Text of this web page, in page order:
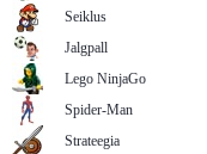
Seiklus
Jalgpall
Lego NinjaGo
Spider-Man
Strateegia